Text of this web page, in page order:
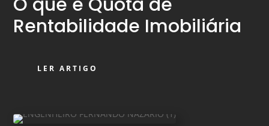
Rentabilidade Imobiliária
LER ARTIGO